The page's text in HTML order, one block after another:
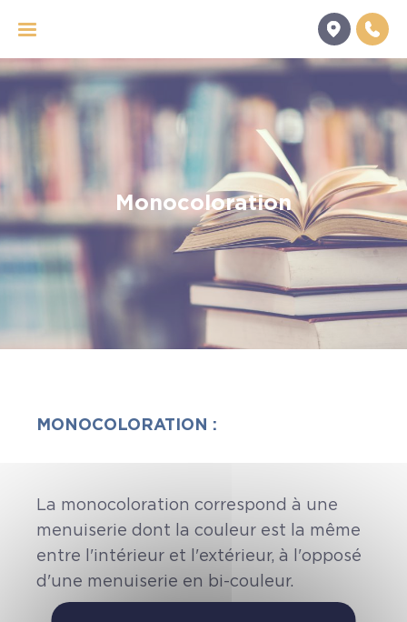
Monocoloration
MONOCOLORATION :
La monocoloration correspond à une
menuiserie dont la couleur est la même
entre l'intérieur et l'extérieur, à l'opposé
d'une menuiserie en bi-couleur.